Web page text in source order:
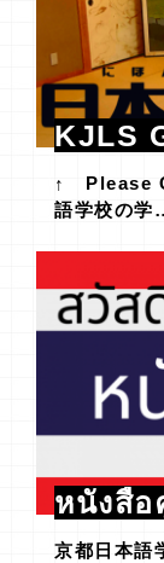
KJLS
↑ Please
語学校の学
หนังสื
京都日本語